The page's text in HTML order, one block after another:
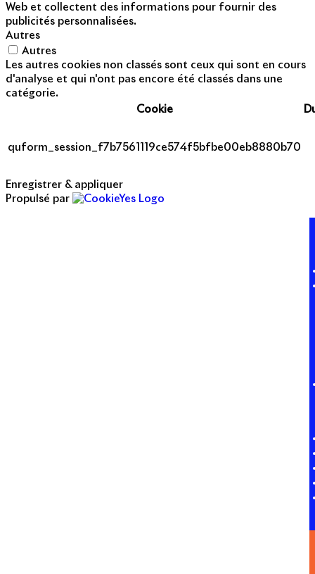
Web et collectent des informations pour fournir des
publicités personnalisées.
Autres
Autres
Les autres cookies non classés sont ceux qui sont en cours
d'analyse et qui n'ont pas encore été classés dans une
catégorie.
Cookie
quform_session_f7b7561119ce574f5bfbe00eb8880b70
Enregistrer & appliquer
Propulsé par